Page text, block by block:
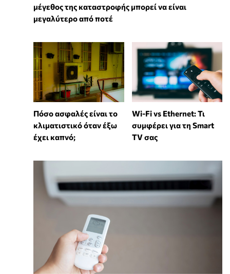
μέγεθος της καταστροφής μπορεί να είναι
μεγαλύτερο από ποτέ
Πόσο ασφαλές είναι το
κλιματιστικό όταν έξω
έχει καπνό;
Wi-Fi vs Ethernet: Τι
συμφέρει για τη Smart
TV σας